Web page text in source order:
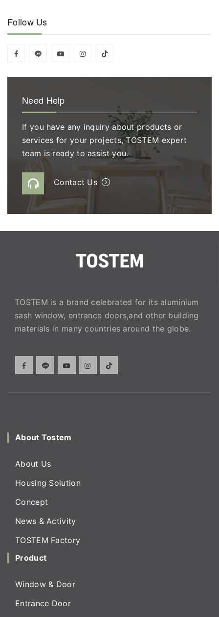
Follow Us
Need Help
If you have any inquiry about products or
services for your projects, TOSTEM expert
team is ready to assist you.
Contact Us
TOSTEM is a brand celebrated for its aluminium
sash window, entrance doors,and other building
materials in many countries around the globe.
About Tostem
About Us
Housing Solution
Concept
News & Activity
TOSTEM Factory
Product
Window & Door
Entrance Door